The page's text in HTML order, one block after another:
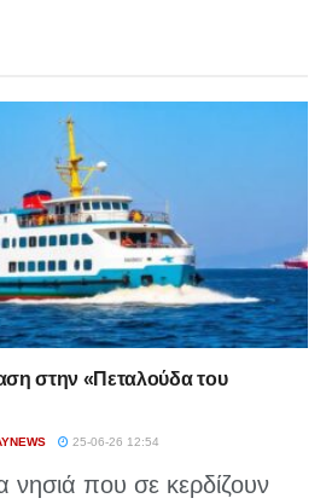
στην «Πεταλούδα του
25-06-26 12:54
που σε κερδίζουν